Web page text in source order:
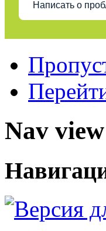
Написать о
Nav